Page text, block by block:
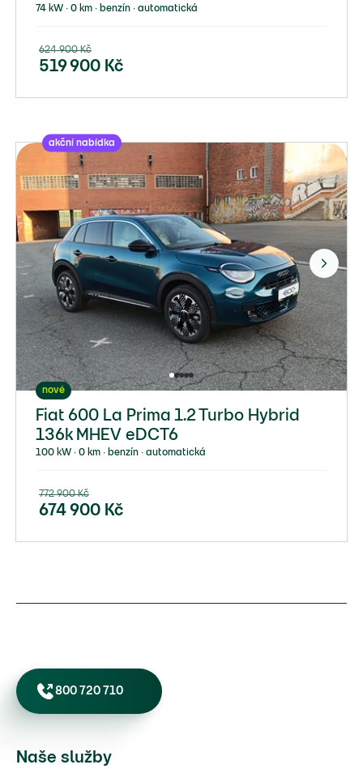
74 kW ∙ 0 km ∙ benzín ∙ automatická
624 900Kč
519 900 Kč
akční nabídka
nové
Fiat 600 La Prima 1.2 Turbo Hybrid
136k MHEV eDCT6
100 kW ∙ 0 km ∙ benzín ∙ automatická
772 900Kč
674 900 Kč
800 720 710
Naše služby